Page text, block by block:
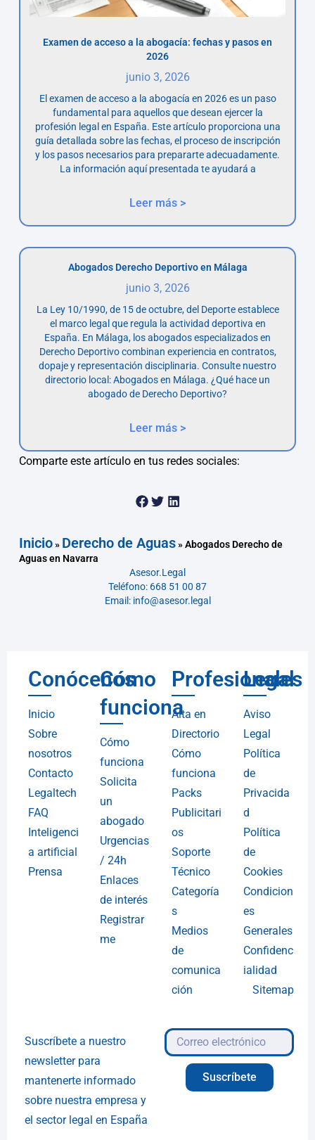
Examen de acceso a la abogacía: fechas y pasos en
2026
junio 3, 2026
El examen de acceso a la abogacía en 2026 es un paso
fundamental para aquellos que desean ejercer la
profesión legal en España. Este artículo proporciona una
guía detallada sobre las fechas, el proceso de inscripción
y los pasos necesarios para prepararte adecuadamente.
La información aquí presentada te ayudará a
Leer más >
Abogados Derecho Deportivo en Málaga
junio 3, 2026
La Ley 10/1990, de 15 de octubre, del Deporte establece
el marco legal que regula la actividad deportiva en
España. En Málaga, los abogados especializados en
Derecho Deportivo combinan experiencia en contratos,
dopaje y representación disciplinaria. Consulte nuestro
directorio local: Abogados en Málaga. ¿Qué hace un
abogado de Derecho Deportivo?
Leer más >
Comparte este artículo en tus redes sociales:
Inicio» Derecho de Aguas»Abogados Derecho de
Aguas en Navarra
Asesor.Legal
Teléfono: 668 51 00 87
Email: info@asesor.legal
Conócenos
Inicio
Sobre
nosotros
Contacto
Legaltech
FAQ
Inteligenci
a artificial
Prensa
Cómo
funciona
Cómo
funciona
Solicita
un
abogado
Urgencias
/ 24h
Enlaces
de interés
Registrar
me
Profesionales
Alta en
Directorio
Cómo
funciona
Packs
Publicitari
os
Soporte
Técnico
Categoría
s
Medios
de
comunica
ción
Legal
Aviso
Legal
Política
de
Privacida
d
Política
de
Cookies
Condicion
es
Generales
Confidenc
ialidad
Sitemap
Suscríbete a nuestro
newsletter para
mantenerte informado
sobre nuestra empresa y
el sector legal en España
Suscríbete